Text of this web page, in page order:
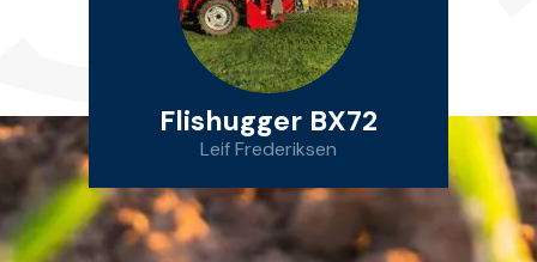
Flishugger BX72
Leif Frederiksen